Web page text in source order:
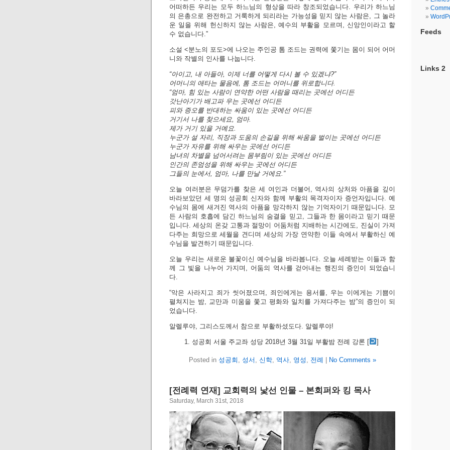
어떠하든 우리는 모두 하느님의 형상을 따라 창조되었습니다. 우리가 하느님
의 은총으로 완전하고 거룩하게 되리라는 가능성을 믿지 않는 사람은, 그 놀라
운 일을 위해 헌신하지 않는 사람은, 예수의 부활을 모르며, 신앙인이라고 할
수 없습니다.”
소설 <분노의 포도>에 나오는 주인공 톰 조드는 권력에 쫓기는 몸이 되어 어머
니와 작별의 인사를 나눕니다.
“아이고, 내 아들아, 이제 너를 어떻게 다시 볼 수 있겠냐?”
어머니의 애타는 물음에, 톰 조드는 어머니를 위로합니다.
“엄마, 힘 있는 사람이 연약한 어떤 사람을 때리는 곳에선 어디든
갓난아기가 배고파 우는 곳에선 어디든
피와 증오를 반대하는 싸움이 있는 곳에선 어디든
거기서 나를 찾으세요, 엄마.
제가 거기 있을 거예요.
누군가 설 자리, 직장과 도움의 손길을 위해 싸움을 벌이는 곳에선 어디든
누군가 자유를 위해 싸우는 곳에선 어디든
남녀의 차별을 넘어서려는 몸부림이 있는 곳에선 어디든
인간의 존엄성을 위해 싸우는 곳에선 어디든
그들의 눈에서, 엄마, 나를 만날 거에요.”
오늘 여러분은 무덤가를 찾은 세 여인과 더불어, 역사의 상처와 아픔을 깊이
바라보았던 세 명의 성공회 신자와 함께 부활의 목격자이자 증언자입니다. 예
수님의 몸에 새겨진 역사의 아픔을 망각하지 않는 기억자이기 때문입니다. 모
든 사람의 호흡에 담긴 하느님의 숨결을 믿고, 그들과 한 몸이라고 믿기 때문
입니다. 세상의 온갖 고통과 절망이 어둠처럼 지배하는 시간에도, 진실이 가져
다주는 희망으로 세월을 견디며 세상의 가장 연약한 이들 속에서 부활하신 예
수님을 발견하기 때문입니다.
오늘 우리는 새로운 불꽃이신 예수님을 바라봅니다. 오늘 세례받는 이들과 함
께 그 빛을 나누어 가지며, 어둠의 역사를 걷어내는 행진의 증인이 되었습니
다.
“악은 사라지고 죄가 씻어졌으며, 죄인에게는 용서를, 우는 이에게는 기쁨이
펼쳐지는 밤, 교만과 미움을 쫓고 평화와 일치를 가져다주는 밤”의 증인이 되
었습니다.
알렐루야, 그리스도께서 참으로 부활하셨도다. 알렐루야!
성공회 서울 주교좌 성당 2018년 3월 31일 부활밤 전례 강론 [ ]
Posted in 성공회 , 성서 , 신학, 역사, 영성 , 전례 No Comments »
[전례력 연재] 교회력의 낯선 인물 – 본회퍼와 킹 목사
Saturday, March 31st, 2018
Feeds
Links 2